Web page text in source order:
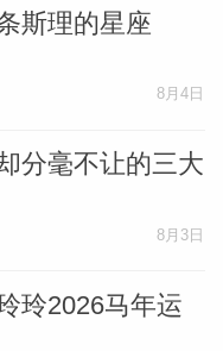
斯理的星座
8月4日
分毫不让的三大
8月3日
玲2026马年运